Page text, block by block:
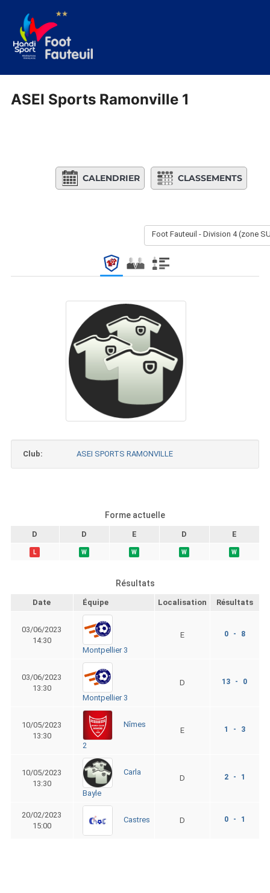
contenu
ASEI Sports Ramonville 1
CALENDRIER CLASSEMENTS
Foot Fauteuil - Division 4 (zone
Club: ASEI SPORTS RAMONVILLE
Forme actuelle
D D E D E
L W W W W
Résultats
Date Équipe Localisation Résultats
03/06/2023
14:30
Montpellier 3
E 0 - 8
03/06/2023
13:30
Montpellier 3
D 13 - 0
10/05/2023
13:30
Nîmes
2
E 1 - 3
10/05/2023
13:30
Carla
Bayle
D 2 - 1
20/02/2023
15:00
Castres D 0 - 1